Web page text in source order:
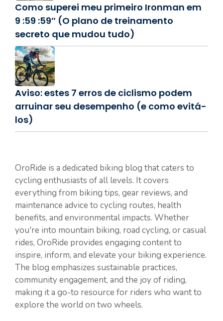
Como superei meu primeiro Ironman em
9 :59 :59″ (O plano de treinamento
secreto que mudou tudo)
Aviso: estes 7 erros de ciclismo podem
arruinar seu desempenho (e como evitá-
los)
OroRide is a dedicated biking blog that caters to
cycling enthusiasts of all levels. It covers
everything from biking tips, gear reviews, and
maintenance advice to cycling routes, health
benefits, and environmental impacts. Whether
you're into mountain biking, road cycling, or casual
rides, OroRide provides engaging content to
inspire, inform, and elevate your biking experience.
The blog emphasizes sustainable practices,
community engagement, and the joy of riding,
making it a go-to resource for riders who want to
explore the world on two wheels.